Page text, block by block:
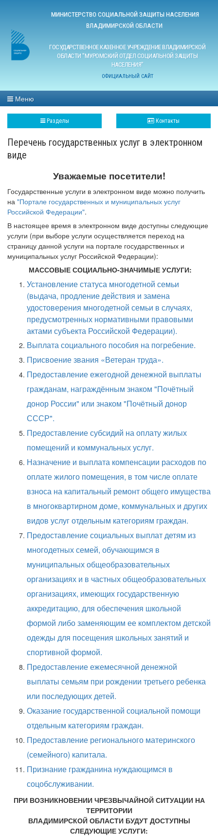
МИНИСТЕРСТВО СОЦИАЛЬНОЙ ЗАЩИТЫ НАСЕЛЕНИЯ
ВЛАДИМИРСКОЙ ОБЛАСТИ
ГОСУДАРСТВЕННОЕ КАЗЕННОЕ УЧРЕЖДЕНИЕ ВЛАДИМИРСКОЙ
ОБЛАСТИ "МУРОМСКИЙ ОТДЕЛ СОЦИАЛЬНОЙ ЗАЩИТЫ
НАСЕЛЕНИЯ"
ОФИЦИАЛЬНЫЙ САЙТ
Меню
Разделы Контакты
Перечень государственных услуг в электронном
виде
Уважаемые посетители!
Государственные услуги в электронном виде можно получить
на "Портале государственных и муниципальных услуг
Российской Федерации".
В настоящее время в электронном виде доступны следующие
услуги (при выборе услуги осуществляется переход на
страницу данной услуги на портале государственных и
муниципальных услуг Российской Федерации):
МАССОВЫЕ СОЦИАЛЬНО-ЗНАЧИМЫЕ УСЛУГИ:
Установление статуса многодетной семьи
(выдача, продление действия и замена
удостоверения многодетной семьи в случаях,
предусмотренных нормативными правовыми
актами субъекта Российской Федерации).
Выплата социального пособия на погребение.
Присвоение звания «Ветеран труда».
Предоставление ежегодной денежной выплаты
гражданам, награждённым знаком "Почётный
донор России" или знаком "Почётный донор
СССР".
Предоставление субсидий на оплату жилых
помещений и коммунальных услуг.
Назначение и выплата компенсации расходов по
оплате жилого помещения, в том числе оплате
взноса на капитальный ремонт общего имущества
в многоквартирном доме, коммунальных и других
видов услуг отдельным категориям граждан.
Предоставление социальных выплат детям из
многодетных семей, обучающимся в
муниципальных общеобразовательных
организациях и в частных общеобразовательных
организациях, имеющих государственную
аккредитацию, для обеспечения школьной
формой либо заменяющим ее комплектом детской
одежды для посещения школьных занятий и
спортивной формой.
Предоставление ежемесячной денежной
выплаты семьям при рождении третьего ребенка
или последующих детей.
Оказание государственной социальной помощи
отдельным категориям граждан.
Предоставление регионального материнского
(семейного) капитала.
Признание гражданина нуждающимся в
соцобслуживании.
ПРИ ВОЗНИКНОВЕНИИ ЧРЕЗВЫЧАЙНОЙ СИТУАЦИИ НА
ТЕРРИТОРИИ
ВЛАДИМИРСКОЙ ОБЛАСТИ БУДУТ ДОСТУПНЫ
СЛЕДУЮЩИЕ УСЛУГИ: